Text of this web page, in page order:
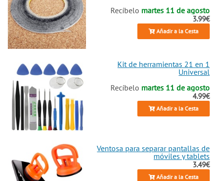
Recíbelo martes 11 de agosto
3.99€
Añadir a la Cesta
Kit de herramientas 21 en 1
Universal
Recíbelo martes 11 de agosto
4.99€
Añadir a la Cesta
Ventosa para separar pantallas de
móviles y tablets
3.49€
Añadir a la Cesta